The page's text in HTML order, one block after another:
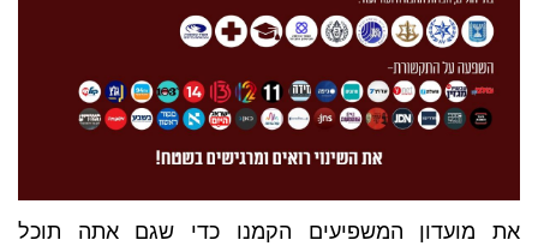
את מועדון המשפיעים הקמנו כדי שגם אתה תוכל